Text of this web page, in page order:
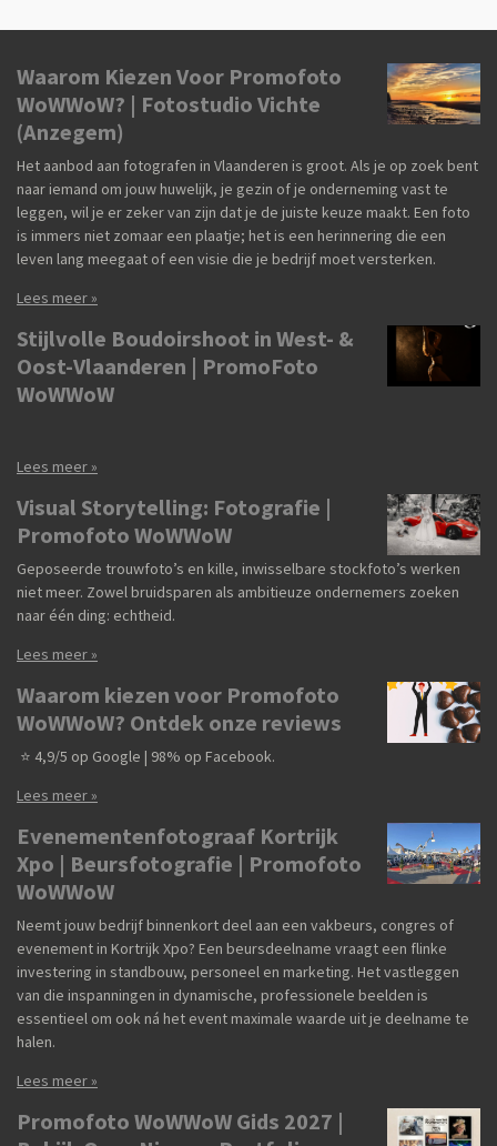
Waarom Kiezen Voor Promofoto
WoWWoW? | Fotostudio Vichte
(Anzegem)
Het aanbod aan fotografen in Vlaanderen is groot. Als je op zoek bent
naar iemand om jouw huwelijk, je gezin of je onderneming vast te
leggen, wil je er zeker van zijn dat je de juiste keuze maakt. Een foto
is immers niet zomaar een plaatje; het is een herinnering die een
leven lang meegaat of een visie die je bedrijf moet versterken.
Lees meer »
Stijlvolle Boudoirshoot in West- &
Oost-Vlaanderen | PromoFoto
WoWWoW
Lees meer »
Visual Storytelling: Fotografie |
Promofoto WoWWoW
Geposeerde trouwfoto’s en kille, inwisselbare stockfoto’s werken
niet meer. Zowel bruidsparen als ambitieuze ondernemers zoeken
naar één ding: echtheid.
Lees meer »
Waarom kiezen voor Promofoto
WoWWoW? Ontdek onze reviews
⭐ 4,9/5 op Google | 98% op Facebook.
Lees meer »
Evenementenfotograaf Kortrijk
Xpo | Beursfotografie | Promofoto
WoWWoW
Neemt jouw bedrijf binnenkort deel aan een vakbeurs, congres of
evenement in Kortrijk Xpo? Een beursdeelname vraagt een flinke
investering in standbouw, personeel en marketing. Het vastleggen
van die inspanningen in dynamische, professionele beelden is
essentieel om ook ná het event maximale waarde uit je deelname te
halen.
Lees meer »
Promofoto WoWWoW Gids 2027 |